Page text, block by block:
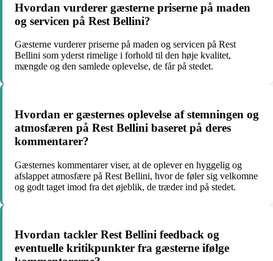
Hvordan vurderer gæsterne priserne på maden
og servicen på Rest Bellini?
Gæsterne vurderer priserne på maden og servicen på Rest
Bellini som yderst rimelige i forhold til den høje kvalitet,
mængde og den samlede oplevelse, de får på stedet.
Hvordan er gæsternes oplevelse af stemningen og
atmosfæren på Rest Bellini baseret på deres
kommentarer?
Gæsternes kommentarer viser, at de oplever en hyggelig og
afslappet atmosfære på Rest Bellini, hvor de føler sig velkomne
og godt taget imod fra det øjeblik, de træder ind på stedet.
Hvordan tackler Rest Bellini feedback og
eventuelle kritikpunkter fra gæsterne ifølge